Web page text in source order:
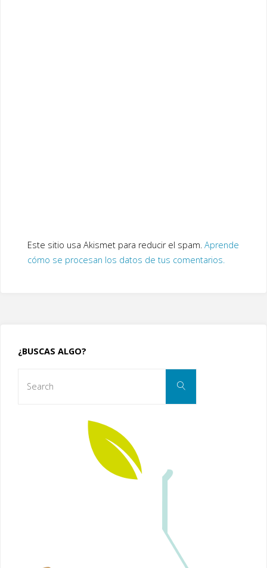
Este sitio usa Akismet para reducir el spam. Aprende
cómo se procesan los datos de tus comentarios.
¿BUSCAS ALGO?
Search